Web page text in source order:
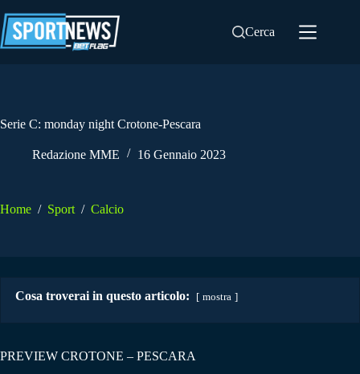
al
contenuto
Cerca
Serie C: monday night Crotone-Pescara
Redazione MME 16 Gennaio 2023
Home / Sport / Calcio
Cosa troverai in questo articolo: mostra
PREVIEW CROTONE – PESCARA